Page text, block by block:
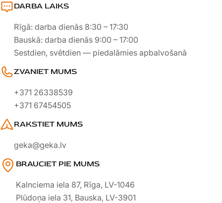
DARBA LAIKS
Rīgā: darba dienās 8:30 – 17:30
Bauskā: darba dienās 9:00 – 17:00
Sestdien, svētdien — piedalāmies apbalvošanā
ZVANIET MUMS
+371 26338539
+371 67454505
RAKSTIET MUMS
geka@geka.lv
BRAUCIET PIE MUMS
Kalnciema iela 87, Rīga, LV-1046
Plūdoņa iela 31, Bauska, LV-3901